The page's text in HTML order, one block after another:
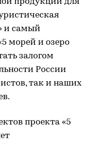
и самый
морей и озеро
залогом
России
так и наших
проекта «5